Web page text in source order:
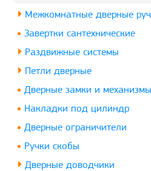
Межкомнатные дверные
Завертки сантехнические
Раздвижные системы
Петли дверные
Дверные замки и механизмы
Накладки под цилиндр
Дверные ограничители
Ручки скобы
Дверные доводчики